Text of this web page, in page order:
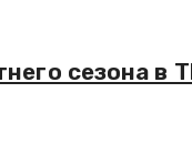
сезона в